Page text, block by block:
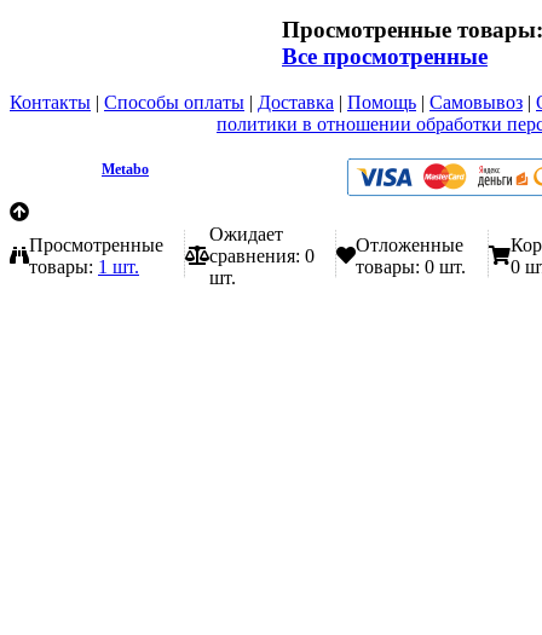
Просмотренные товары:
Все просмотренные
Контакты | Способы оплаты | Доставка | Помощь | Самовывоз |
политики в отношении обработки
Metabo
Просмотренные
товары: 1 шт.
Ожидает
сравнения: 0
шт.
Отложенные
товары: 0 шт.
0